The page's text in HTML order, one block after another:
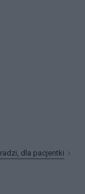
dla pacjentki